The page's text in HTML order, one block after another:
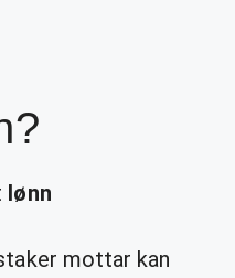
lønn
mottar kan